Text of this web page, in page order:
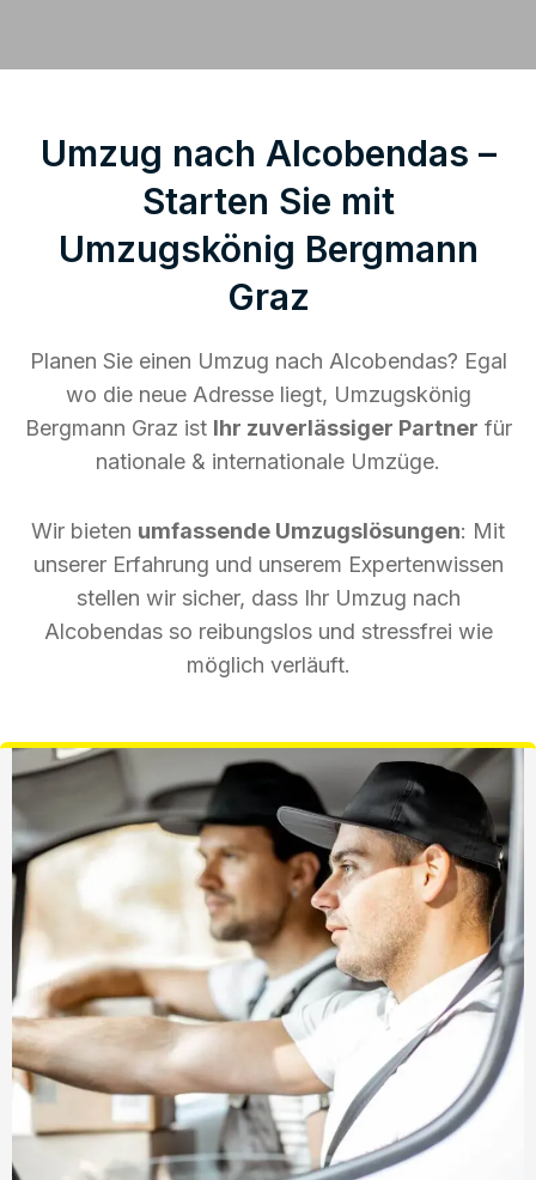
Umzug nach Alcobendas –
Starten Sie mit
Umzugskönig Bergmann
Graz
Planen Sie einen Umzug nach Alcobendas? Egal
wo die neue Adresse liegt, Umzugskönig
Bergmann Graz ist Ihr zuverlässiger Partner für
nationale & internationale Umzüge.
Wir bieten umfassende Umzugslösungen: Mit
unserer Erfahrung und unserem Expertenwissen
stellen wir sicher, dass Ihr Umzug nach
Alcobendas so reibungslos und stressfrei wie
möglich verläuft.